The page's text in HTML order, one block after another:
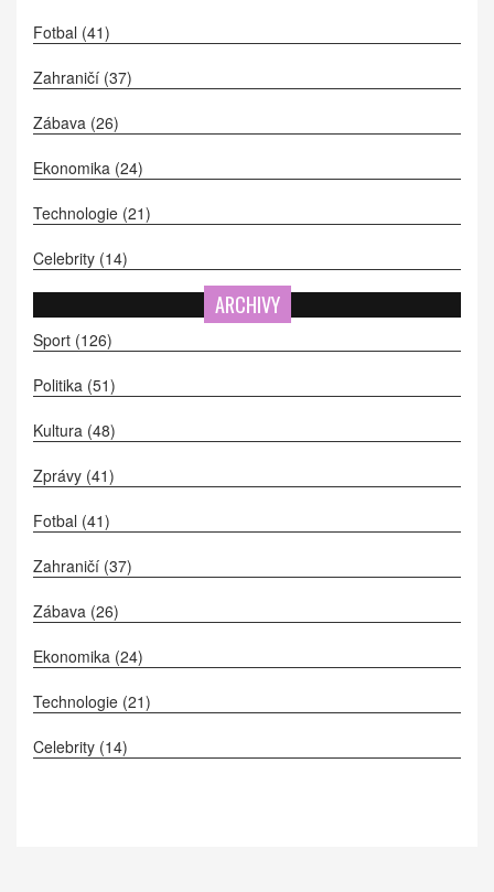
Fotbal (41)
Zahraničí (37)
Zábava (26)
Ekonomika (24)
Technologie (21)
Celebrity (14)
ARCHIVY
Sport (126)
Politika (51)
Kultura (48)
Zprávy (41)
Fotbal (41)
Zahraničí (37)
Zábava (26)
Ekonomika (24)
Technologie (21)
Celebrity (14)